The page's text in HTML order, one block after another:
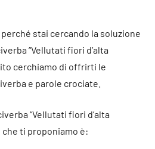
stai cercando la soluzione
“Vellutati fiori d’alta
cerchiamo di offrirti le
e parole crociate.
“Vellutati fiori d’alta
che ti proponiamo è: